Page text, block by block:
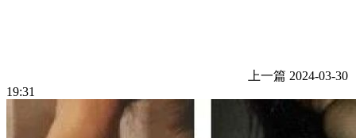
上一篇 2024-03-30
19:31